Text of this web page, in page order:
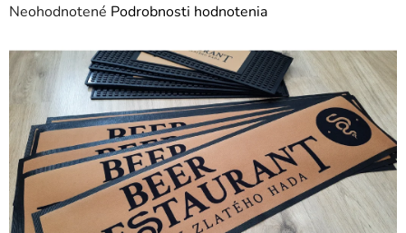
Priemerné
produktu
je
0,0
z
5
hviezdičiek.
Neohodnotené Podrobnosti hodnotenia